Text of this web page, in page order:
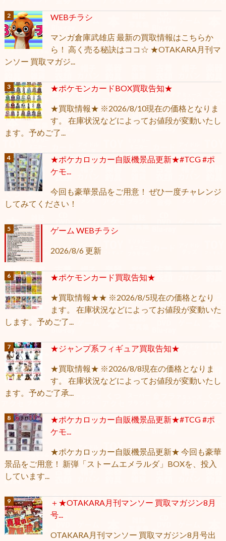
WEBチラシ
マンガ倉庫武雄店 最新の買取情報はこちらか
ら！ 高く売る秘訣はココ☆ ★OTAKARA月刊マ
ンソー 買取マガジ...
★ポケモンカードBOX買取告知★
★買取情報★ ※2026/8/10現在の価格となりま
す。 在庫状況などによってお値段が変動いたし
ます。予めご了...
★ポケカロッカー自販機景品更新★#TCG #ポ
ケモ...
今回も豪華景品をご用意！ ぜひ一度チャレンジ
してみてください！
ゲーム WEBチラシ
2026/8/6 更新
★ポケモンカード買取告知★
★買取情報★★ ※2026/8/5現在の価格となり
ます。 在庫状況などによってお値段が変動いた
します。予めご了...
★ジャンプ系フィギュア買取告知★
★買取情報★ ※2026/8/8現在の価格となりま
す。 在庫状況などによってお値段が変動いたし
ます。予めご了承...
★ポケカロッカー自販機景品更新★#TCG #ポ
ケモ...
★ポケカロッカー自販機景品更新★ 今回も豪華
景品をご用意！ 新弾「ストームエメラルダ」BOXを、投入
しています...
＋★OTAKARA月刊マンソー 買取マガジン8月
号...
OTAKARA月刊マンソー 買取マガジン8月号出